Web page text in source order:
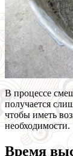
В процессе
получается
чтобы иметь
необходимости.
Время